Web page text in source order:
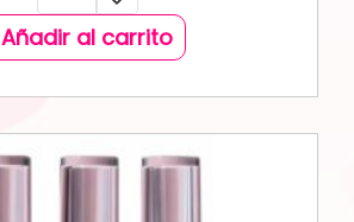
Añadir al carrito